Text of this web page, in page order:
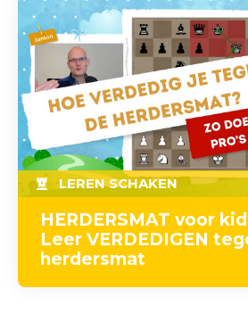
LEREN SCHAKEN
HERDERSMAT voor
Leer VERDEDIGEN
herdersmat